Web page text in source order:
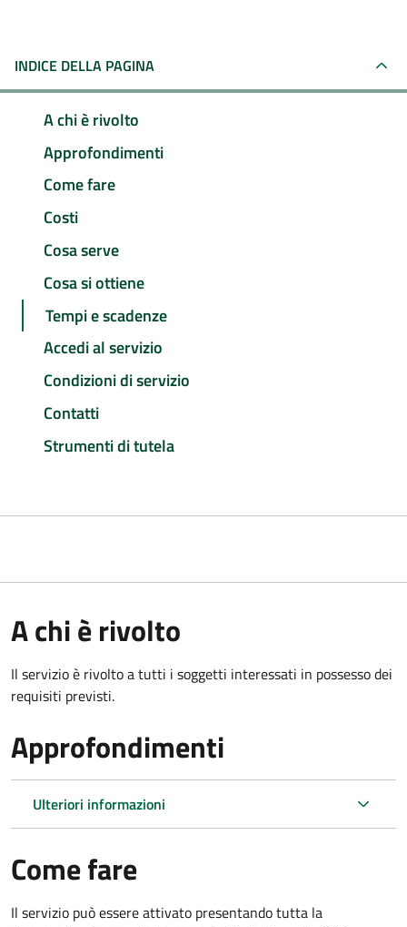
INDICE DELLA PAGINA
A chi è rivolto
Approfondimenti
Come fare
Costi
Cosa serve
Cosa si ottiene
Tempi e scadenze
Accedi al servizio
Condizioni di servizio
Contatti
Strumenti di tutela
A chi è rivolto
Il servizio è rivolto a tutti i soggetti interessati in possesso dei
requisiti previsti.
Approfondimenti
Ulteriori informazioni
Come fare
Il servizio può essere attivato presentando tutta la